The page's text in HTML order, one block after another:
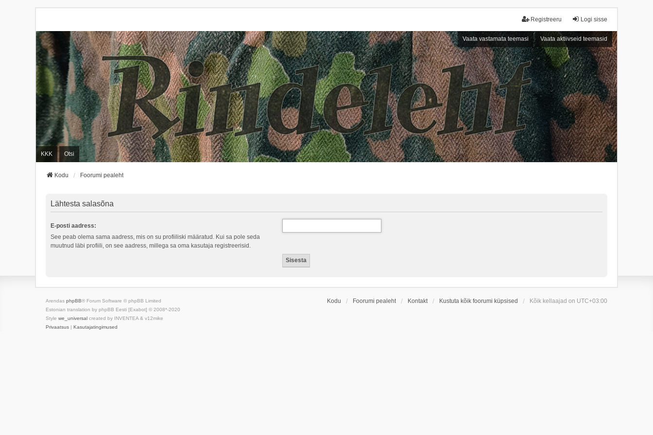
Logi sisse
Registreeru
Vaata vastamata teemasi Vaata aktiivseid teemasid
KKK Otsi
Kodu Foorumi pealeht
Lähtesta salasõna
E-posti aadress:
See peab olema sama aadress, mis on su profiiliski määratud. Kui sa pole seda
muutnud läbi profiili, on see aadress, millega sa oma kasutaja registreerisid.
Kodu Foorumi pealeht Kontakt Kustuta kõik foorumi küpsised Kõik kellaajad on UTC+03:00
Arendas phpBB® Forum Software © phpBB Limited
Estonian translation by phpBB Eesti [Exabot] © 2008*-2020
Style we_universal created by INVENTEA & v12mike
Privaatsus | Kasutajatingimused